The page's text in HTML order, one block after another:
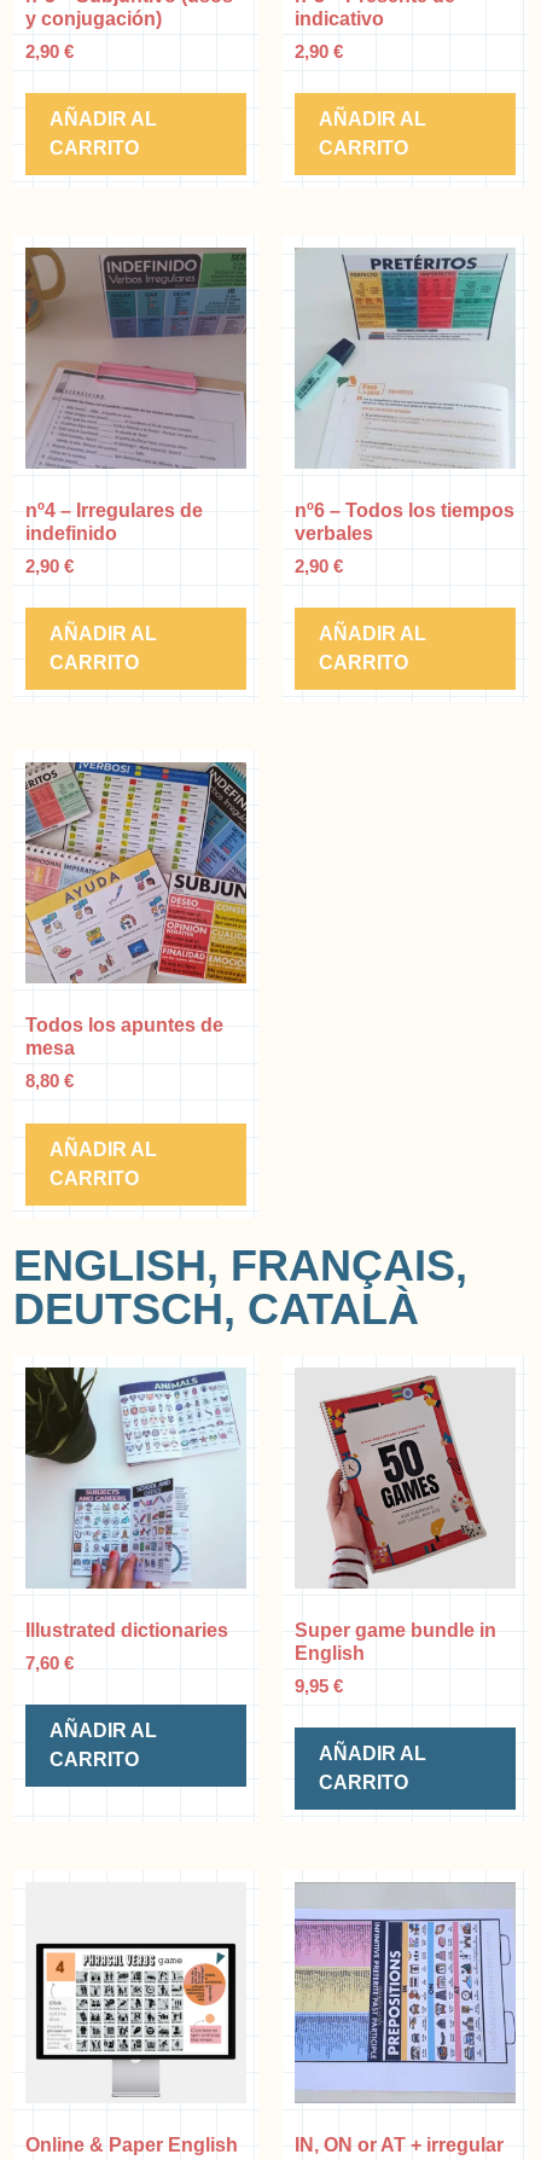
y conjugación)
2,90 €
AÑADIR AL
CARRITO
indicativo
2,90 €
AÑADIR AL
CARRITO
nº4 – Irregulares de
indefinido
2,90 €
AÑADIR AL
CARRITO
nº6 – Todos los tiempos
verbales
2,90 €
AÑADIR AL
CARRITO
Todos los apuntes de
mesa
8,80 €
AÑADIR AL
CARRITO
ENGLISH, FRANÇAIS,
DEUTSCH, CATALÀ
Illustrated dictionaries
7,60 €
AÑADIR AL
CARRITO
Super game bundle in
English
9,95 €
AÑADIR AL
CARRITO
Online & Paper English
IN, ON or AT + irregular